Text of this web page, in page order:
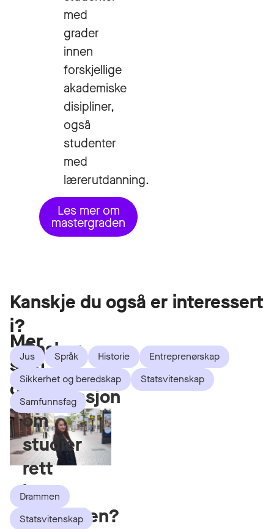
med
grader
innen
forskjellige
akademiske
disipliner,
også
studenter
med
lærerutdanning.
Les mer om
mastergraden
Ønsker
du
informasjon
om
studier
rett
i
innboksen?
Mer
som
dette
Drammen
Statsvitenskap
Kanskje du også er interessert
i?
Jus Språk Historie
Entreprenørskap
Sikkerhet og beredskap
Statsvitenskap
Samfunnsfag